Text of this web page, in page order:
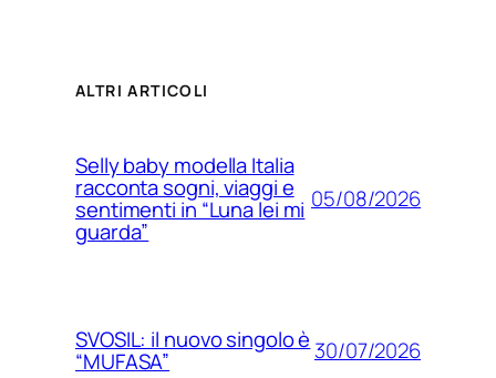
ALTRI ARTICOLI
Selly baby modella Italia
racconta sogni, viaggi e
sentimenti in “Luna lei mi
guarda”
05/08/2026
SVOSIL: il nuovo singolo è
“MUFASA” 30/07/2026